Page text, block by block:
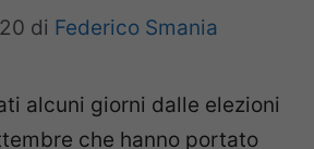
di Federico Smania
alcuni giorni dalle elezioni
che hanno portato